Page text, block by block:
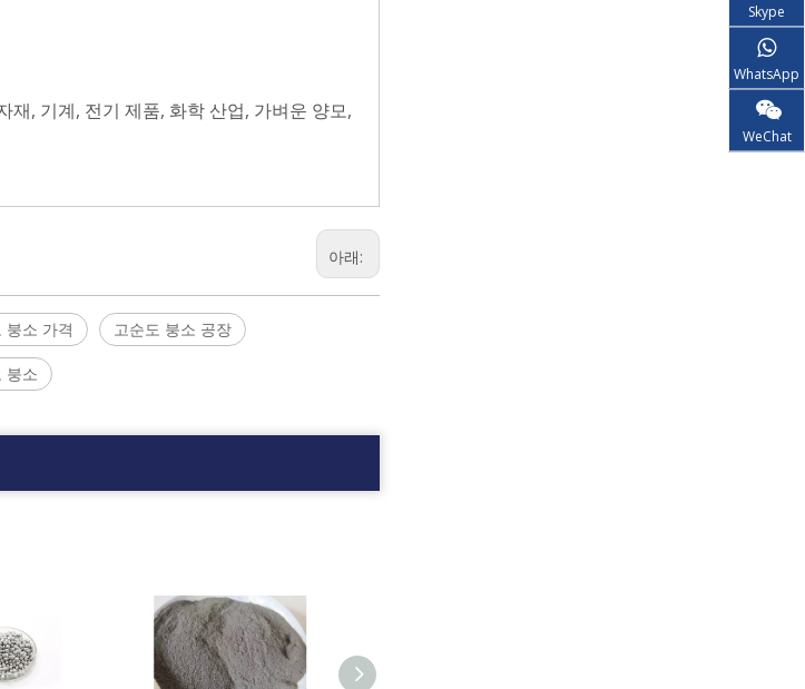
, 기계, 전기 제품, 화학 산업, 가벼운 양모,
아래:
붕소 가격 고순도 붕소 공장
붕소
Skype
WhatsApp
WeChat